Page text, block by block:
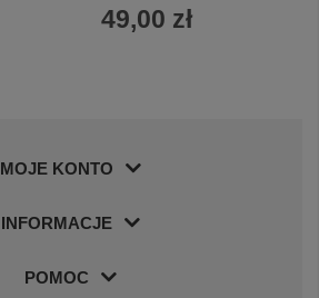
49,00 zł
MOJE KONTO
INFORMACJE
POMOC